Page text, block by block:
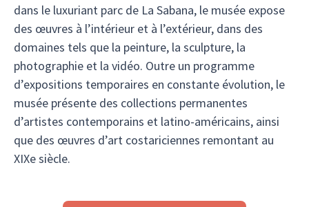
dans le luxuriant parc de La Sabana, le musée expose
des œuvres à l’intérieur et à l’extérieur, dans des
domaines tels que la peinture, la sculpture, la
photographie et la vidéo. Outre un programme
d’expositions temporaires en constante évolution, le
musée présente des collections permanentes
d’artistes contemporains et latino-américains, ainsi
que des œuvres d’art costariciennes remontant au
XIXe siècle.